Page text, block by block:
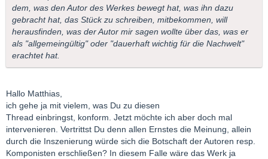
dem, was den Autor des Werkes bewegt hat, was ihn dazu
gebracht hat, das Stück zu schreiben, mitbekommen, will
herausfinden, was der Autor mir sagen wollte über das, was er
als "allgemeingültig" oder "dauerhaft wichtig für die Nachwelt"
erachtet hat.
Hallo Matthias,
ich gehe ja mit vielem, was Du zu diesen
Thread einbringst, konform. Jetzt möchte ich aber doch mal
intervenieren. Vertrittst Du denn allen Ernstes die Meinung, allein
durch die Inszenierung würde sich die Botschaft der Autoren resp.
Komponisten erschließen? In diesem Falle wäre das Werk ja